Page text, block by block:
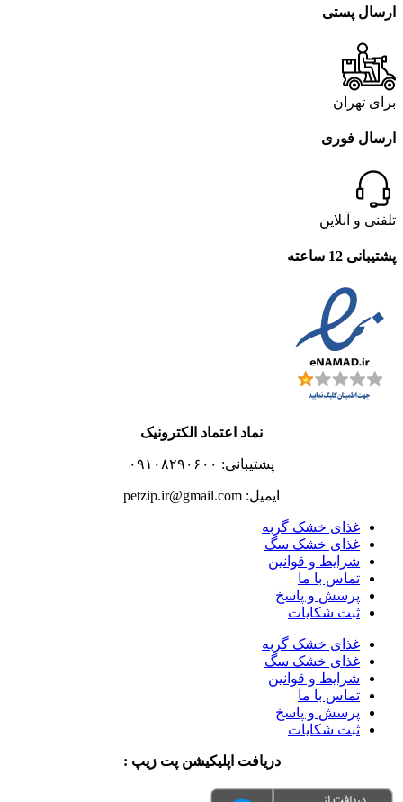
ارسال پستی
برای تهران
ارسال فوری
تلفنی و آنلاین
پشتیبانی 12 ساعته
نماد اعتماد الکترونیک
پشتیبانی: ۰۹۱۰۸۲۹۰۶۰۰
ایمیل: petzip.ir@gmail.com
غذای خشک گربه
غذای خشک سگ
شرایط و قوانین
تماس با ما
پرسش و پاسخ
ثبت شکایات
غذای خشک گربه
غذای خشک سگ
شرایط و قوانین
تماس با ما
پرسش و پاسخ
ثبت شکایات
دریافت اپلیکیشن پت زیپ :